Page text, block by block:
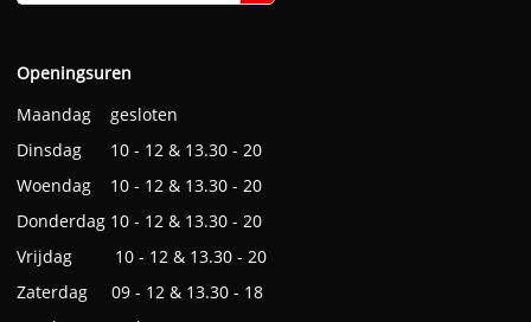
Openingsuren
Maandag gesloten
Dinsdag 10 - 12 & 13.30 - 20
Woendag 10 - 12 & 13.30 - 20
Donderdag 10 - 12 & 13.30 - 20
Vrijdag 10 - 12 & 13.30 - 20
Zaterdag 09 - 12 & 13.30 - 18